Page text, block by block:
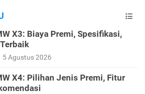
X3: Biaya Premi, Spesifikasi,
5 Agustus 2026
X4: Pilihan Jenis Premi, Fitur